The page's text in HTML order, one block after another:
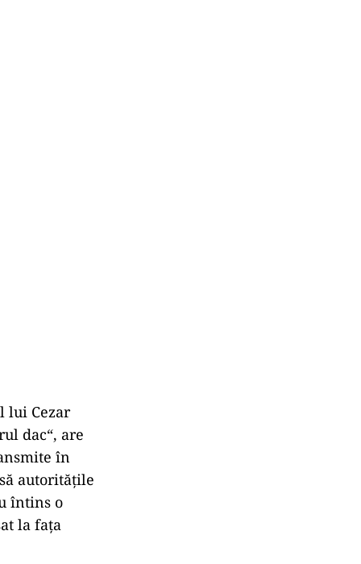
lui Cezar
dac“, are
în
autoritățile
întins o
la fața